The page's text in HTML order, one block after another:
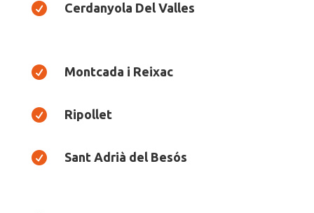
 Cerdanyola Del Valles
 Montcada i Reixac
 Ripollet
 Sant Adrià del Besós